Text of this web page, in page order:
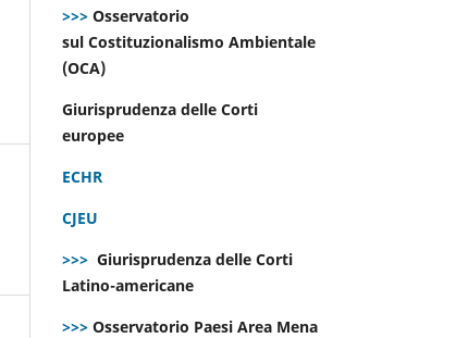
>>> Osservatorio
sul Costituzionalismo Ambientale
(OCA)
Giurisprudenza delle Corti
europee
ECHR
CJEU
>>> Giurisprudenza delle Corti
Latino-americane
>>> Osservatorio Paesi Area Mena